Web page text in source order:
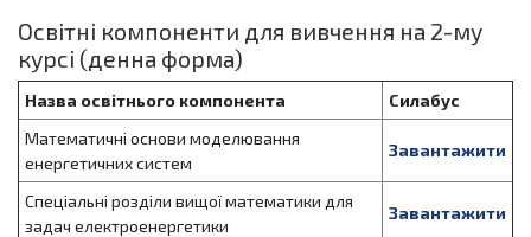
Освітні компоненти для вивчення на 2-му
курсі (денна форма)
Назва освітнього компонента
Силабус
Математичні основи моделювання
енергетичних систем
Завантажити
Спеціальні розділи вищої математики для
задач електроенергетики
Завантажити